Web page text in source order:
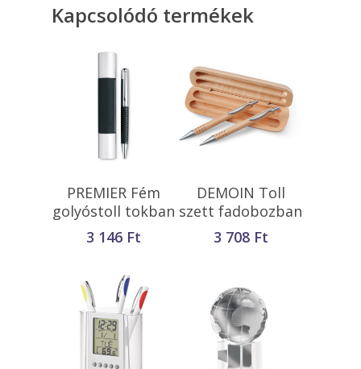
Kapcsolódó termékek
Kosárba
Teszem
PREMIER Fém
golyóstoll tokban
3 146 Ft
Kosárba
Teszem
DEMOIN Toll
szett fadobozban
3 708 Ft